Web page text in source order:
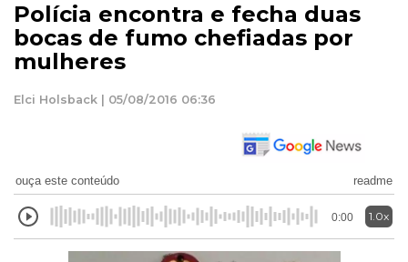
Polícia encontra e fecha duas
bocas de fumo chefiadas por
mulheres
Elci Holsback | 05/08/2016 06:36
ouça este conteúdo readme
0:00 1.0x